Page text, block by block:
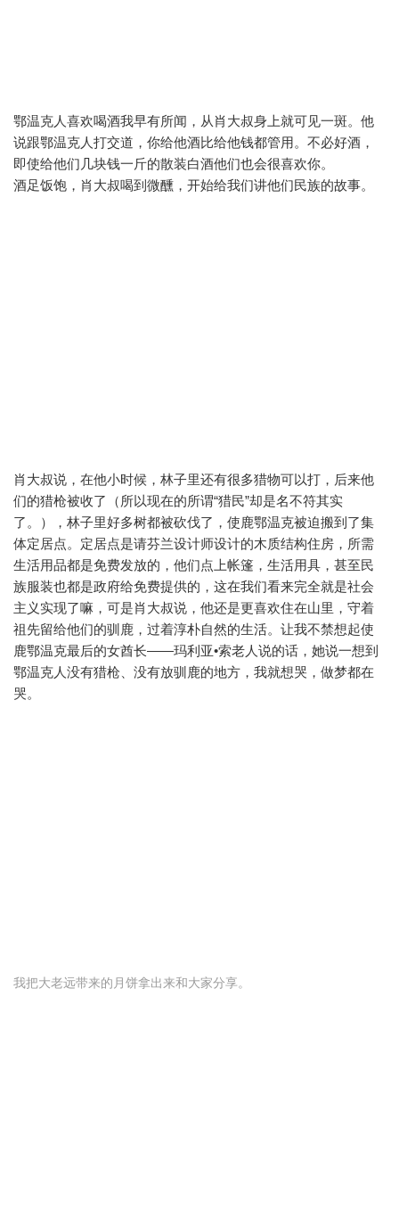
鄂温克人喜欢喝酒我早有所闻，从肖大叔身上就可见一斑。他
说跟鄂温克人打交道，你给他酒比给他钱都管用。不必好酒，
即使给他们几块钱一斤的散装白酒他们也会很喜欢你。
酒足饭饱，肖大叔喝到微醺，开始给我们讲他们民族的故事。
肖大叔说，在他小时候，林子里还有很多猎物可以打，后来他
们的猎枪被收了（所以现在的所谓“猎民”却是名不符其实
了。），林子里好多树都被砍伐了，使鹿鄂温克被迫搬到了集
体定居点。定居点是请芬兰设计师设计的木质结构住房，所需
生活用品都是免费发放的，他们点上帐篷，生活用具，甚至民
族服装也都是政府给免费提供的，这在我们看来完全就是社会
主义实现了嘛，可是肖大叔说，他还是更喜欢住在山里，守着
祖先留给他们的驯鹿，过着淳朴自然的生活。让我不禁想起使
鹿鄂温克最后的女酋长——玛利亚•索老人说的话，她说一想到
鄂温克人没有猎枪、没有放驯鹿的地方，我就想哭，做梦都在
哭。
我把大老远带来的月饼拿出来和大家分享。